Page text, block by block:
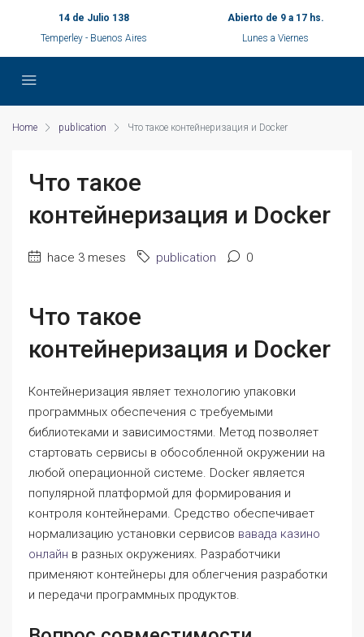
14 de Julio 138
Temperley - Buenos Aires
Abierto de 9 a 17 hs.
Lunes a Viernes
Home publication Что такое контейнеризация и Docker
Что такое
контейнеризация и Docker
hace 3 meses publication 0
Что такое
контейнеризация и Docker
Контейнеризация являет технологию упаковки
программных обеспечения с требуемыми
библиотеками и зависимостями. Метод позволяет
стартовать сервисы в обособленной окружении на
любой операционной системе. Docker является
популярной платформой для формирования и
контроля контейнерами. Средство обеспечивает
нормализацию установки сервисов вавада казино
онлайн в разных окружениях. Разработчики
применяют контейнеры для облегчения разработки
и передачи программных продуктов.